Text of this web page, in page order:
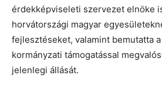
érdekképviseleti szervezet elnöke
horvátországi magyar
fejlesztéseket, valamint bemutatta
kormányzati támogatással
jelenlegi állását.